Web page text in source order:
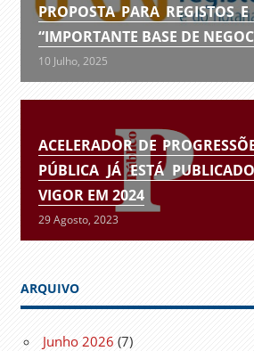
PROPOSTA PARA REGISTOS E
“IMPORTANTE BASE DE
10 Julho, 2025
ACELERADOR DE
PÚBLICA JÁ ESTÁ
VIGOR EM 2024
29 Agosto, 2023
ARQUIVO
Junho 2026 (7)